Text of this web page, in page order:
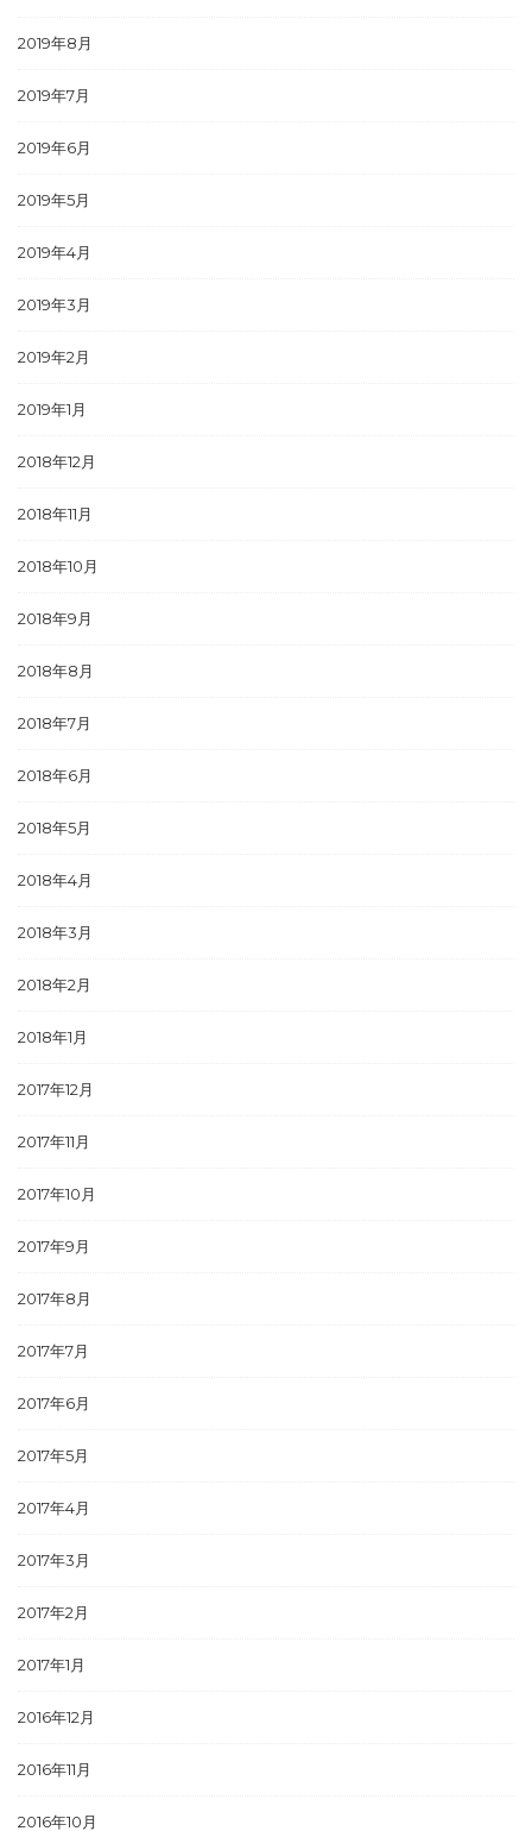
2019年8月
2019年7月
2019年6月
2019年5月
2019年4月
2019年3月
2019年2月
2019年1月
2018年12月
2018年11月
2018年10月
2018年9月
2018年8月
2018年7月
2018年6月
2018年5月
2018年4月
2018年3月
2018年2月
2018年1月
2017年12月
2017年11月
2017年10月
2017年9月
2017年8月
2017年7月
2017年6月
2017年5月
2017年4月
2017年3月
2017年2月
2017年1月
2016年12月
2016年11月
2016年10月